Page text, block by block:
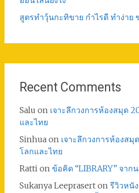
สูตรทําวุ้นกะทิขาย กำไรดี ทำง่าย
Recent Comments
Salu on เจาะลึกวงการห้องสมุด
และไทย
Sinhuaon เจาะลึกวงการห้องสมุ
โลกและไทย
Rattion ข้อคิด “LIBRARY” จาก
Sukanya Leepraserton รีวิวหนั